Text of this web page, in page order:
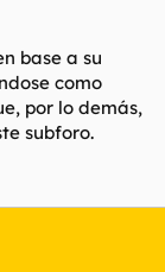
base a su
como
por lo demás,
subforo.